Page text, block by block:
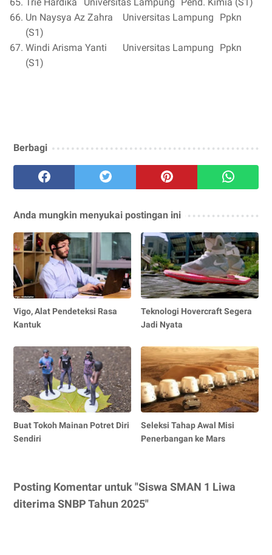
Un Naysya Az Zahra
Universitas Lampung
Ppkn
(S1)
Windi Arisma Yanti
Universitas Lampung
Ppkn
(S1)
Berbagi
Anda mungkin menyukai postingan ini
Vigo, Alat Pendeteksi Rasa
Kantuk
Teknologi Hovercraft Segera
Jadi Nyata
Buat Tokoh Mainan Potret Diri
Sendiri
Seleksi Tahap Awal Misi
Penerbangan ke Mars
Posting Komentar untuk "Siswa SMAN 1 Liwa
diterima SNBP Tahun 2025"